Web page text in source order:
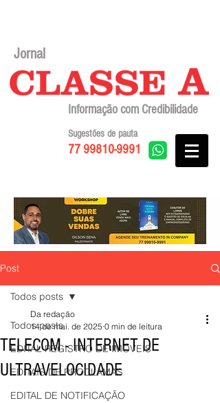
Jornal
Informação com Credibilidade
77 99810-9991
Sugestões de pauta
Post
Todos posts
EDITAL REGISTRO DE IMÓVEIS
EDITAIS DE PROCLAMAS
EDITAL DE NOTIFICAÇÃO
Todos posts
TELECOM - INTERNET DE
ULTRAVELOCIDADE
Da redação
14 de mai. de 2025 0 min de leitura